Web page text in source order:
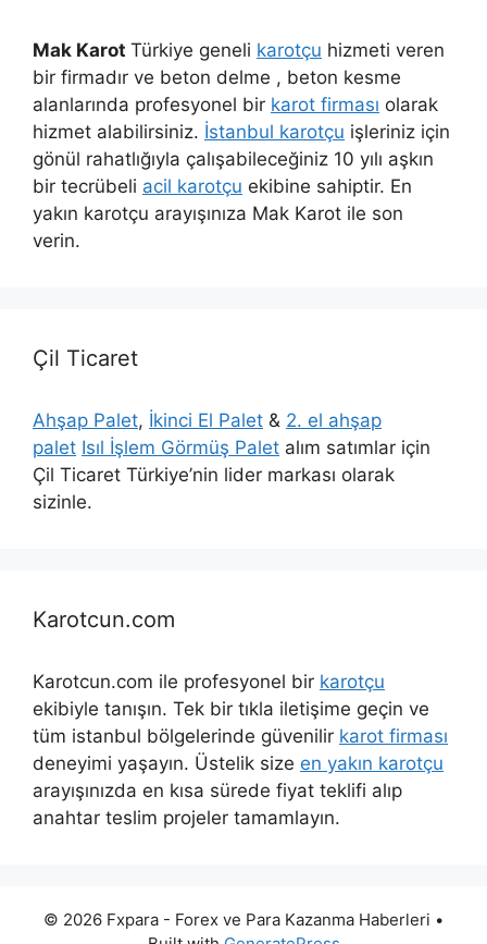
Mak Karot Türkiye geneli karotçu hizmeti veren
bir firmadır ve beton delme , beton kesme
alanlarında profesyonel bir karot firması olarak
hizmet alabilirsiniz. İstanbul karotçu işleriniz için
gönül rahatlığıyla çalışabileceğiniz 10 yılı aşkın
bir tecrübeli acil karotçu ekibine sahiptir. En
yakın karotçu arayışınıza Mak Karot ile son
verin.
Çil Ticaret
Ahşap Palet, İkinci El Palet & 2. el ahşap
palet Isıl İşlem Görmüş Palet alım satımlar için
Çil Ticaret Türkiye’nin lider markası olarak
sizinle.
Karotcun.com
Karotcun.com ile profesyonel bir karotçu
ekibiyle tanışın. Tek bir tıkla iletişime geçin ve
tüm istanbul bölgelerinde güvenilir karot firması
deneyimi yaşayın. Üstelik size en yakın karotçu
arayışınızda en kısa sürede fiyat teklifi alıp
anahtar teslim projeler tamamlayın.
© 2026 Fxpara - Forex ve Para Kazanma Haberleri •